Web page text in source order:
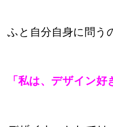
ふと自分自身に問う
「私は、デザイン好